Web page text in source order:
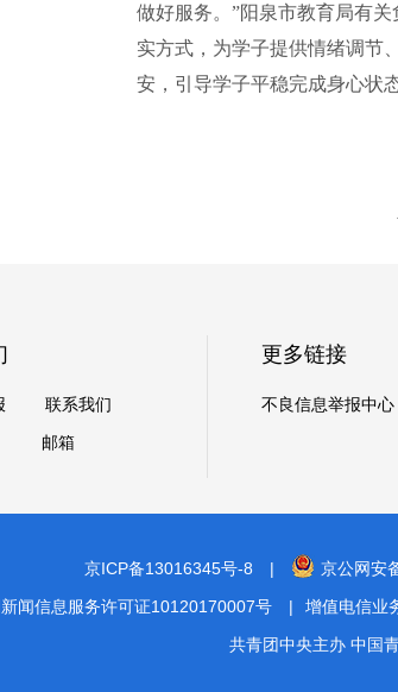
做好服务。”阳泉市教育局有
实方式，为学子提供情绪调节
安，引导学子平稳完成身心状
联系我们
邮箱
更多链接
不良信息举报中心
京ICP备13016345号-8 | 京公网安
闻信息服务许可证10120170007号
| 增值电信业
共青团中央主办 中国